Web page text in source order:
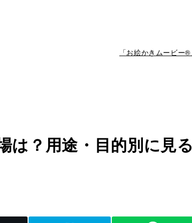
「お絵かきムービー
は？用途・目的別に見